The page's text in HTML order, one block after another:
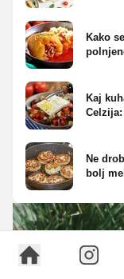
Kako
Kaj
Ne
bolj